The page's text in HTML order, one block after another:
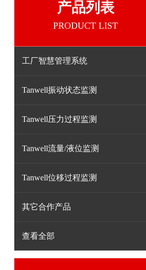
产品列表
PRODUCT LIST
工厂智慧管理系统
Tanwell振动状态监测
Tanwell压力过程监测
Tanwell流量/液位监测
Tanwell位移过程监测
其它合作产品
查看全部